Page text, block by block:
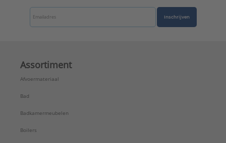
Inschrijven
Assortiment
Afvoermateriaal
Bad
Badkamermeubelen
Boilers